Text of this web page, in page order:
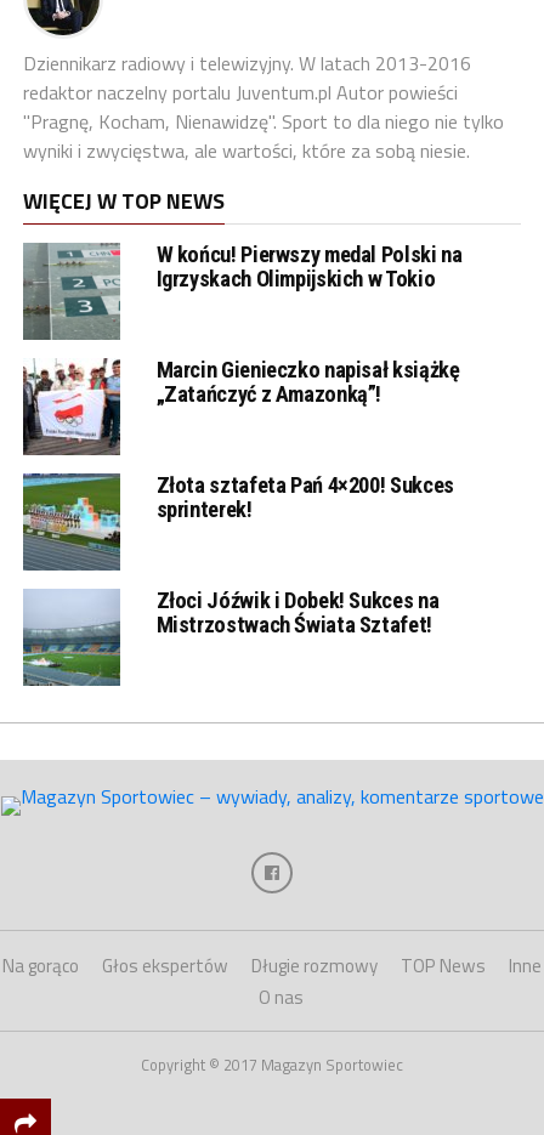
Dziennikarz radiowy i telewizyjny. W latach 2013-2016
redaktor naczelny portalu Juventum.pl Autor powieści
"Pragnę, Kocham, Nienawidzę". Sport to dla niego nie tylko
wyniki i zwycięstwa, ale wartości, które za sobą niesie.
WIĘCEJ W TOP NEWS
W końcu! Pierwszy medal Polski na
Igrzyskach Olimpijskich w Tokio
Marcin Gienieczko napisał książkę
„Zatańczyć z Amazonką”!
Złota sztafeta Pań 4×200! Sukces
sprinterek!
Złoci Jóźwik i Dobek! Sukces na
Mistrzostwach Świata Sztafet!
Na gorąco Głos ekspertów Długie rozmowy TOP News
Inne
O nas
Copyright © 2017 Magazyn Sportowiec